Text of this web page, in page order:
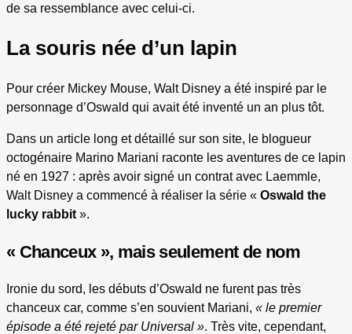
de sa ressemblance avec celui-ci.
La souris née d’un lapin
Pour créer Mickey Mouse, Walt Disney a été inspiré par le
personnage d’Oswald qui avait été inventé un an plus tôt.
Dans un article long et détaillé sur son site, le blogueur
octogénaire Marino Mariani raconte les aventures de ce lapin
né en 1927 : après avoir signé un contrat avec Laemmle,
Walt Disney a commencé à réaliser la série « Oswald the
lucky rabbit ».
« Chanceux », mais seulement de nom
Ironie du sord, les débuts d’Oswald ne furent pas très
chanceux car, comme s’en souvient Mariani, « le premier
épisode a été rejeté par Universal ». Très vite, cependant,